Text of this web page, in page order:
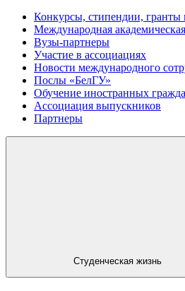
Конкурсы, стипендии, гранты
Международная
Вузы-партнеры
Участие в ассоциациях
Новости международного
Послы «БелГУ»
Обучение иностранных
Ассоциация выпускников
Партнеры
Студенческая жизнь